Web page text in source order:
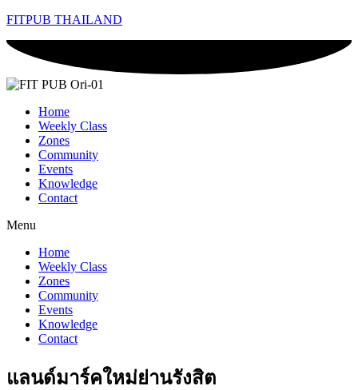
FITPUB THAILAND
Home
Weekly Class
Zones
Community
Events
Knowledge
Contact
Menu
Home
Weekly Class
Zones
Community
Events
Knowledge
Contact
แลนด์มาร์คใหม่ย่านรังสิต